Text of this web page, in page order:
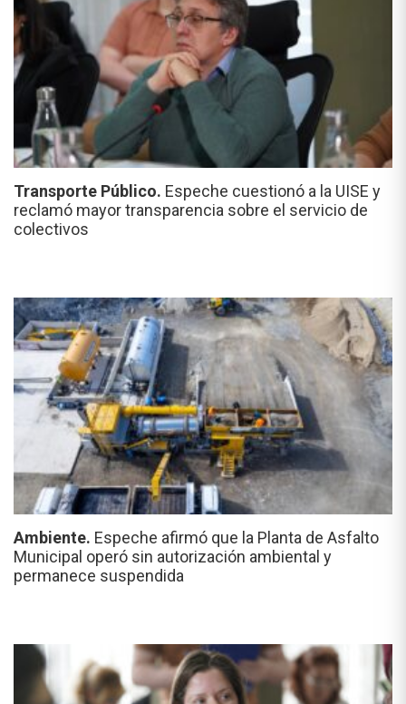
Transporte Público. Espeche cuestionó a la UISE y
reclamó mayor transparencia sobre el servicio de
colectivos
Ambiente. Espeche afirmó que la Planta de Asfalto
Municipal operó sin autorización ambiental y
permanece suspendida